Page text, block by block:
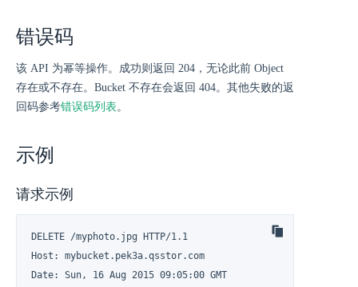
错误码
该 API 为幂等操作。成功则返回 204，无论此前 Object
存在或不存在。Bucket 不存在会返回 404。其他失败的返
回码参考错误码列表 。
示例
请求示例
DELETE /myphoto.jpg HTTP/1.1
Host: mybucket.pek3a.qsstor.com
Date: Sun, 16 Aug 2015 09:05:00 GMT